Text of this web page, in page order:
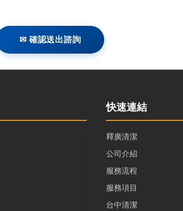
✉ 確認送出諮詢
快速連結
釋廣清潔
公司介紹
服務流程
服務項目
台中清潔